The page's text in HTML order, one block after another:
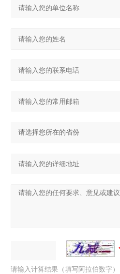
请输入计算结果（填写阿拉伯数字